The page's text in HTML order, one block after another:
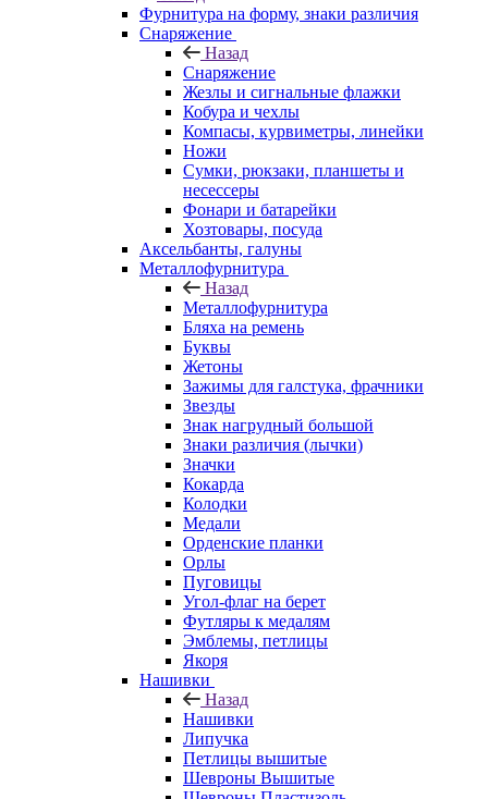
Фурнитура на форму, знаки различия
Снаряжение
Назад
Снаряжение
Жезлы и сигнальные флажки
Кобура и чехлы
Компасы, курвиметры, линейки
Ножи
Сумки, рюкзаки, планшеты и
несессеры
Фонари и батарейки
Хозтовары, посуда
Аксельбанты, галуны
Металлофурнитура
Назад
Металлофурнитура
Бляха на ремень
Буквы
Жетоны
Зажимы для галстука, фрачники
Звезды
Знак нагрудный большой
Знаки различия (лычки)
Значки
Кокарда
Колодки
Медали
Орденские планки
Орлы
Пуговицы
Угол-флаг на берет
Футляры к медалям
Эмблемы, петлицы
Якоря
Нашивки
Назад
Нашивки
Липучка
Петлицы вышитые
Шевроны Вышитые